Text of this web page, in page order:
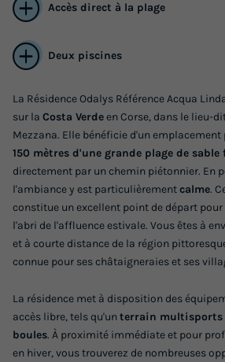
APPARTEMENT 6 personnes
personnes ou mezzanine
Annulation gratuite
Surface
46m²
Adultes
6 2
Lave-vaisselle
APPARTEMENT 6 personnes - 3
mezzanine (env. 46 à 48 m²)
du10/10/2026au17/10/2026
Accès direct à la plage
Deux piscines
La Résidence Odalys Référence Acqua
sur la Costa Verdeen Corse, dans le lieu-
Mezzana. Elle bénéficie d'un
150 mètres d'une grande plage de sable
directement par un chemin piétonnier. En
l'ambiance y est particulièrementcalme.
constitue un excellent point de départ pour
l'abri de l'affluence estivale. Vous êtes à
et à courte distance de la région
connue pour ses châtaigneraies et ses
La résidence met à disposition des
accès libre, tels qu'unterrain multisports
boules. À proximité immédiate et pour
en hiver, vous trouverez de nombreuses